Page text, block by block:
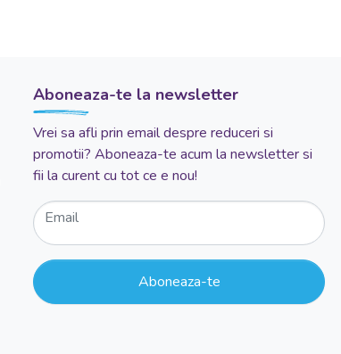
Aboneaza-te la newsletter
Vrei sa afli prin email despre reduceri si
promotii? Aboneaza-te acum la newsletter si
fii la curent cu tot ce e nou!
Email
Aboneaza-te